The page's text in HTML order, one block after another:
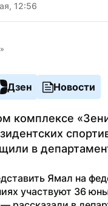
12:56
Дзен Новости
комплексе
в
Ямал на
участвуют 36